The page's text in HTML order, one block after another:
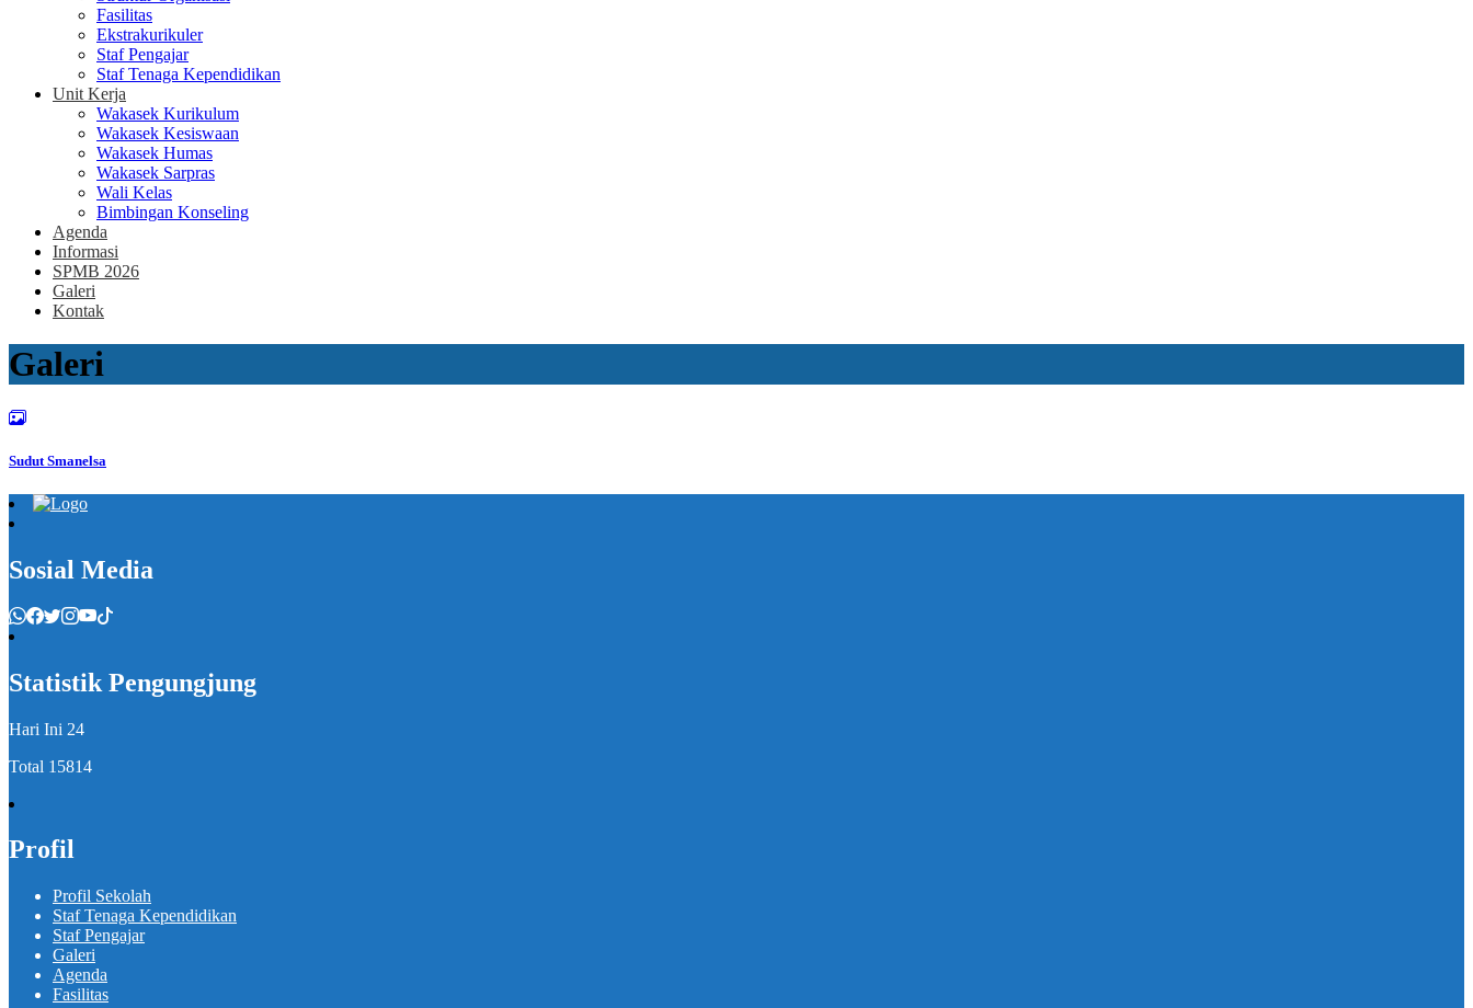
Fasilitas
Ekstrakurikuler
Staf Pengajar
Staf Tenaga Kependidikan
Unit Kerja
Wakasek Kurikulum
Wakasek Kesiswaan
Wakasek Humas
Wakasek Sarpras
Wali Kelas
Bimbingan Konseling
Agenda
Informasi
SPMB 2026
Galeri
Kontak
Galeri
Sudut Smanelsa
Sosial Media
Statistik Pengungjung
Hari Ini 24
Total 15814
Profil
Profil Sekolah
Staf Tenaga Kependidikan
Staf Pengajar
Galeri
Agenda
Fasilitas